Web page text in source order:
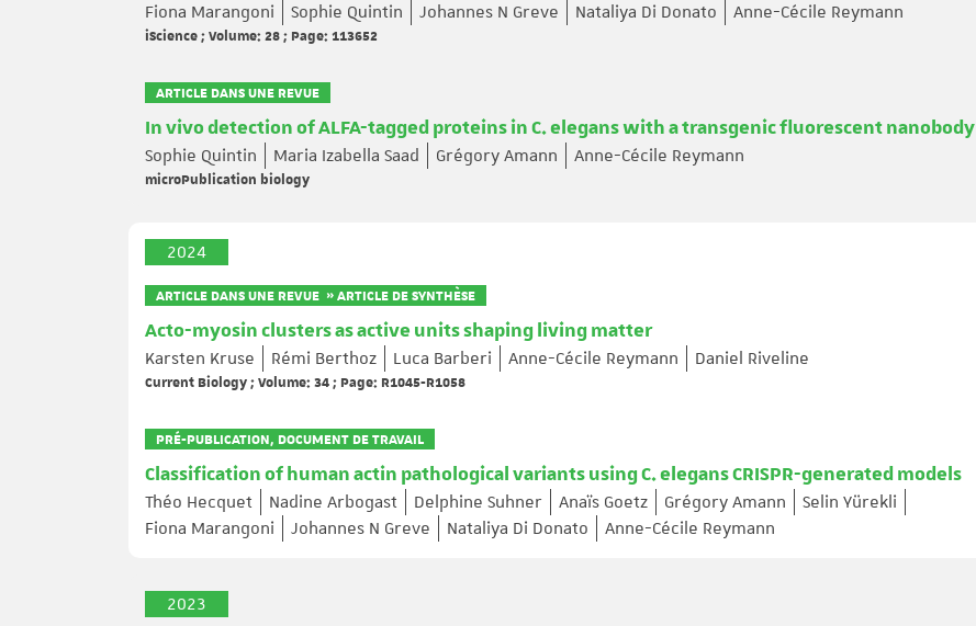
Fiona Marangoni
Sophie Quintin Johannes N Greve Nataliya Di Donato Anne-Cécile Reymann
iScience ; Volume: 28 ; Page: 113652
ARTICLE DANS UNE REVUE
In vivo detection of ALFA-tagged proteins in C. elegans with a transgenic fluorescent nanobody
Sophie Quintin Maria Izabella Saad Grégory Amann Anne-Cécile Reymann
microPublication biology
2024
ARTICLE DANS UNE REVUE » ARTICLE DE SYNTHÈSE
Acto-myosin clusters as active units shaping living matter
Karsten Kruse Rémi Berthoz Luca Barberi Anne-Cécile Reymann Daniel Riveline
Current Biology ; Volume: 34 ; Page: R1045-R1058
PRÉ-PUBLICATION, DOCUMENT DE TRAVAIL
Classification of human actin pathological variants using C. elegans CRISPR-generated models
Théo Hecquet Nadine Arbogast Delphine Suhner Anaïs Goetz Grégory Amann
Selin Yürekli
Fiona Marangoni
Johannes N Greve Nataliya Di Donato Anne-Cécile Reymann
2023